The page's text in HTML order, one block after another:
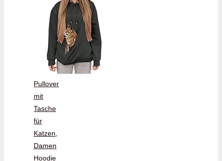
Pullover
mit
Tasche
für
Katzen,
Damen
Hoodie